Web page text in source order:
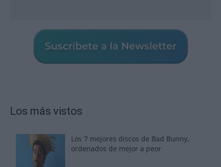
Los más vistos
Los 7 mejores discos de Bad Bunny,
ordenados de mejor a peor